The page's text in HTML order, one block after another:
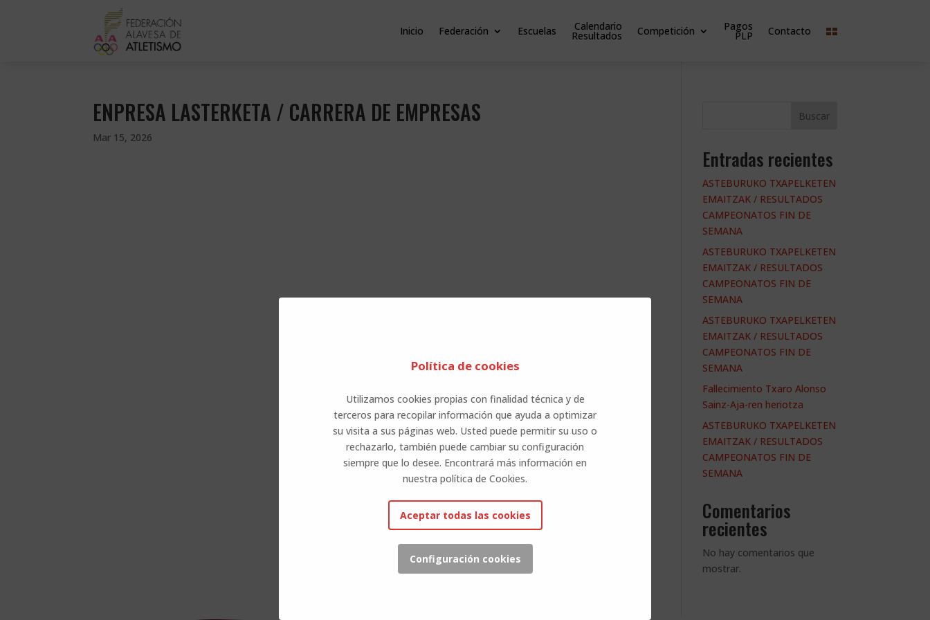
Inicio Federación Escuelas Calendario
Resultados Competición Pagos
PLP Contacto
ENPRESA LASTERKETA / CARRERA DE EMPRESAS
Mar 15, 2026
Buscar
Entradas recientes
ASTEBURUKO TXAPELKETEN
EMAITZAK / RESULTADOS
CAMPEONATOS FIN DE
SEMANA
ASTEBURUKO TXAPELKETEN
EMAITZAK / RESULTADOS
CAMPEONATOS FIN DE
SEMANA
ASTEBURUKO TXAPELKETEN
EMAITZAK / RESULTADOS
CAMPEONATOS FIN DE
SEMANA
Fallecimiento Txaro Alonso
Sainz-Aja-ren heriotza
ASTEBURUKO TXAPELKETEN
EMAITZAK / RESULTADOS
CAMPEONATOS FIN DE
SEMANA
Comentarios
recientes
No hay comentarios que
mostrar.
Política de cookies
Utilizamos cookies propias con finalidad técnica y de
terceros para recopilar información que ayuda a optimizar
su visita a sus páginas web. Usted puede permitir su uso o
rechazarlo, también puede cambiar su configuración
siempre que lo desee. Encontrará más información en
nuestra política de Cookies.
Aceptar todas las cookies
Configuración cookies